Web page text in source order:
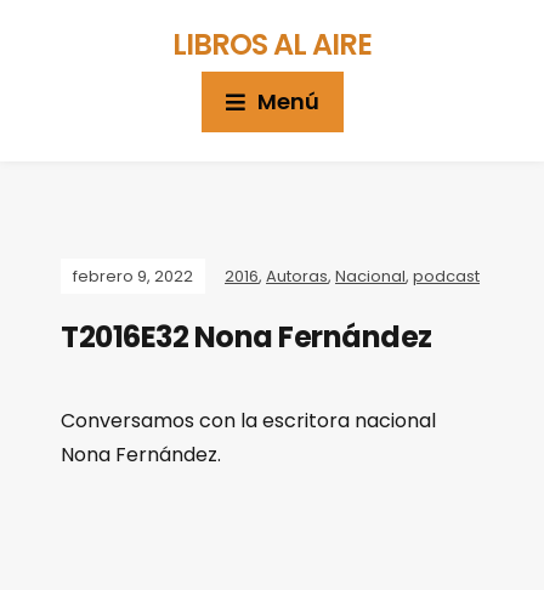
LIBROS AL AIRE
Menú
febrero 9, 2022 2016, Autoras, Nacional, podcast
T2016E32 Nona Fernández
Conversamos con la escritora nacional
Nona Fernández.